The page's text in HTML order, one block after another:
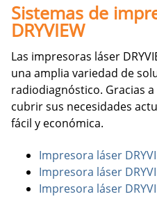
Sistemas de
DRYVIEW
Las impresoras láser
una amplia variedad de
radiodiagnóstico. Gracias
cubrir sus necesidades
fácil y económica.
Impresora láser
Impresora láser
Impresora láser